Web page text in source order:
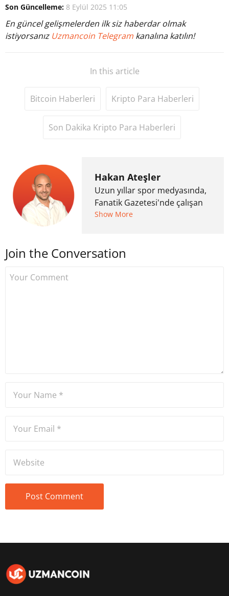
Son Güncelleme: 8 Eylül 2025 11:05
En güncel gelişmelerden ilk siz haberdar olmak
istiyorsanız Uzmancoin Telegram kanalına katılın!
In this article
Bitcoin Haberleri Kripto Para Haberleri
Son Dakika Kripto Para Haberleri
Hakan Ateşler
Uzun yıllar spor medyasında,
Fanatik Gazetesi'nde çalışan
Hakan Ateşler, 2020 yılında
Uzmancoin bünyesinde
Show More
Join the Conversation